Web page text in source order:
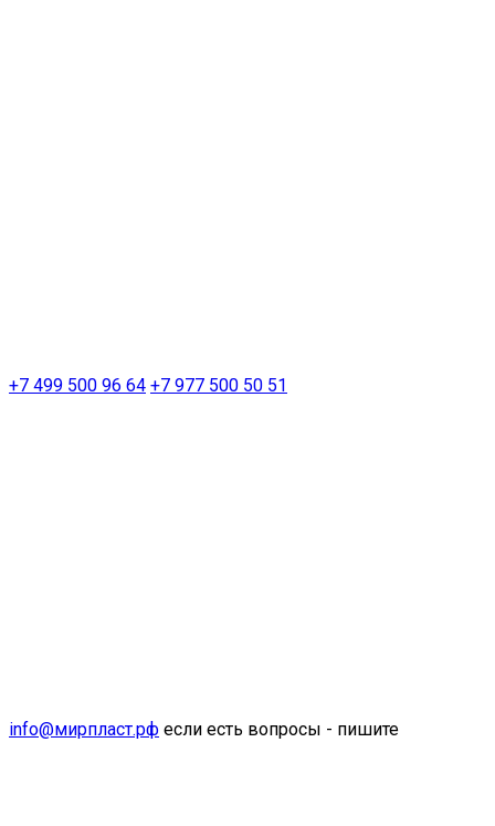
+7 499 500 96 64 +7 977 500 50 51
info@мирпласт.рф если есть вопросы - пишите